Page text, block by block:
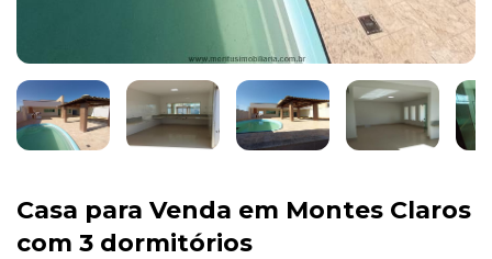
Casa para Venda em Montes Claros
com 3 dormitórios